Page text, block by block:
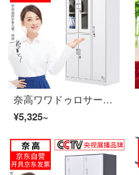
奈高ワワドゥロサービスブティックキャビネット情報アーカイブキャビネット5ドアワゴンドゥロサービスブブ
¥5,325~